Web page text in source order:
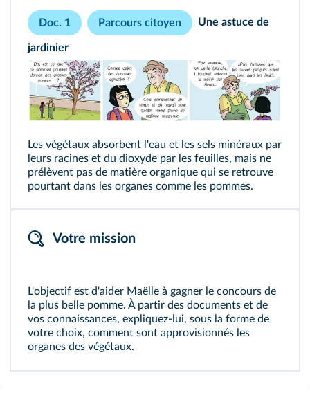
Doc. 1 Parcours citoyen Une astuce de
jardinier
Les végétaux absorbent l'eau et les sels minéraux par
leurs racines et du dioxyde par les feuilles, mais ne
prélèvent pas de matière organique qui se retrouve
pourtant dans les organes comme les pommes.
Votre mission
L'objectif est d'aider Maëlle à gagner le concours de
la plus belle pomme. À partir des documents et de
vos connaissances, expliquez-lui, sous la forme de
votre choix, comment sont approvisionnés les
organes des végétaux.